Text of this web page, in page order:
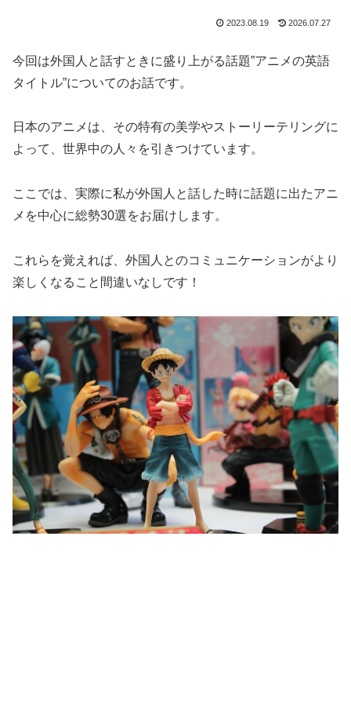
2023.08.19 2026.07.27
今回は外国人と話すときに盛り上がる話題”アニメの英語
タイトル”についてのお話です。
日本のアニメは、その特有の美学やストーリーテリングに
よって、世界中の人々を引きつけています。
ここでは、実際に私が外国人と話した時に話題に出たアニ
メを中心に総勢30選をお届けします。
これらを覚えれば、外国人とのコミュニケーションがより
楽しくなること間違いなしです！